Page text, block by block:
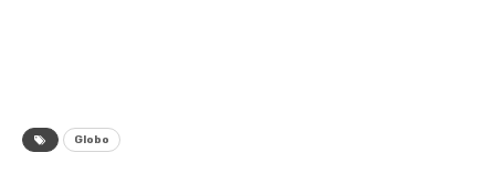
Globo